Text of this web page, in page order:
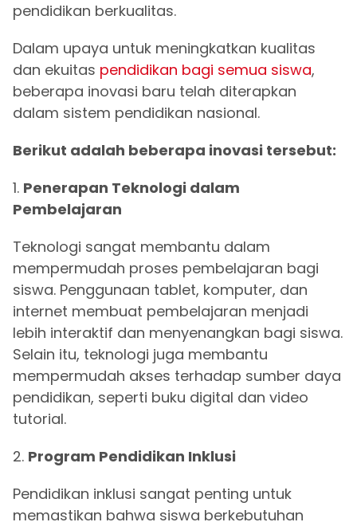
pendidikan berkualitas.
Dalam upaya untuk meningkatkan kualitas
dan ekuitas pendidikan bagi semua siswa,
beberapa inovasi baru telah diterapkan
dalam sistem pendidikan nasional.
Berikut adalah beberapa inovasi tersebut:
1. Penerapan Teknologi dalam
Pembelajaran
Teknologi sangat membantu dalam
mempermudah proses pembelajaran bagi
siswa. Penggunaan tablet, komputer, dan
internet membuat pembelajaran menjadi
lebih interaktif dan menyenangkan bagi siswa.
Selain itu, teknologi juga membantu
mempermudah akses terhadap sumber daya
pendidikan, seperti buku digital dan video
tutorial.
2. Program Pendidikan Inklusi
Pendidikan inklusi sangat penting untuk
memastikan bahwa siswa berkebutuhan